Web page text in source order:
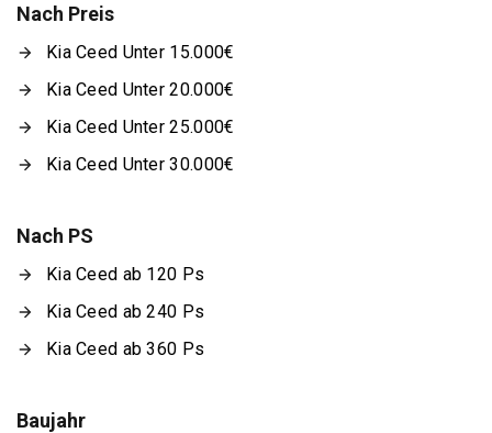
Nach Preis
Kia Ceed Unter 15.000€
Kia Ceed Unter 20.000€
Kia Ceed Unter 25.000€
Kia Ceed Unter 30.000€
Nach PS
Kia Ceed ab 120 Ps
Kia Ceed ab 240 Ps
Kia Ceed ab 360 Ps
Baujahr